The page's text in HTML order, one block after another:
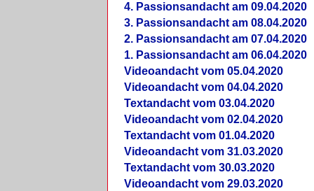
4. Passionsandacht am 09.04.2020
3. Passionsandacht am 08.04.2020
2. Passionsandacht am 07.04.2020
1. Passionsandacht am 06.04.2020
Videoandacht vom 05.04.2020
Videoandacht vom 04.04.2020
Textandacht vom 03.04.2020
Videoandacht vom 02.04.2020
Textandacht vom 01.04.2020
Videoandacht vom 31.03.2020
Textandacht vom 30.03.2020
Videoandacht vom 29.03.2020